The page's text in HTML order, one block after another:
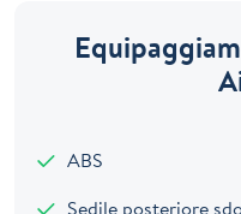
ABS
Sedile posteriore